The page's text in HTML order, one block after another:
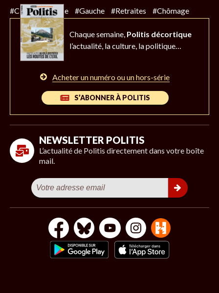
#Climat #Police #Gauche #Retraites #Chômage
Chaque semaine, Politis décortique
l’actualité, la culture, la politique…
Acheter un numéro ou un hors-série
S’ABONNER À POLITIS
NEWSLETTER POLITIS
L’actualité de Politis directement dans votre boîte
mail.